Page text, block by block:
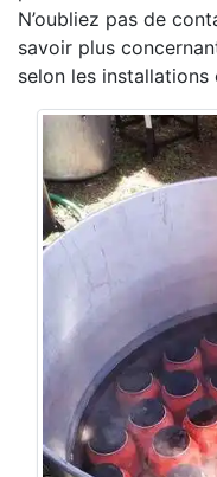
N’oubliez pas de
savoir plus
selon les installations